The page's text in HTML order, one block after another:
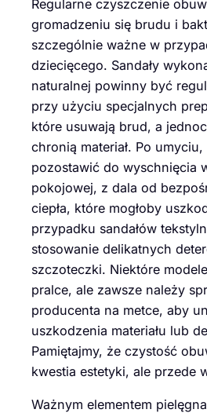
Regularne czyszczenie
gromadzeniu się brudu i
szczególnie ważne w
dziecięcego. Sandały
naturalnej powinny być
przy użyciu specjalnych
które usuwają brud, a
chronią materiał. Po
pozostawić do wyschnięcia
pokojowej, z dala od
ciepła, które mogłoby
przypadku sandałów
stosowanie delikatnych
szczoteczki. Niektóre
pralce, ale zawsze należy
producenta na metce, aby
uszkodzenia materiału lub
Pamiętajmy, że czystość
kwestia estetyki, ale przede
Ważnym elementem